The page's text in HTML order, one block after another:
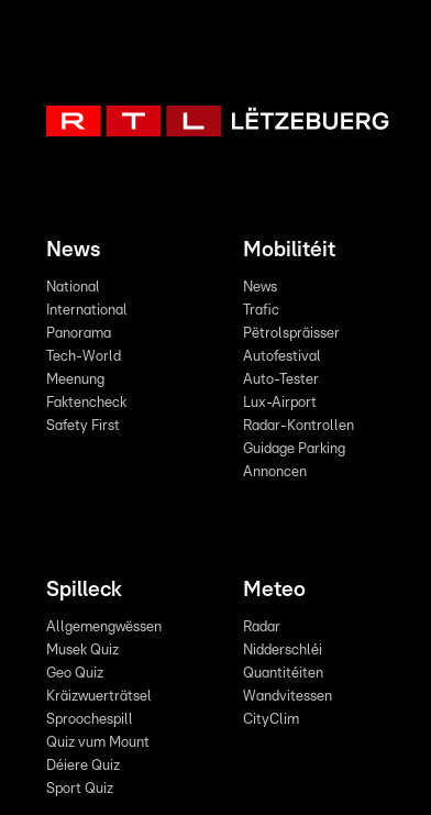
News
National
International
Panorama
Tech-World
Meenung
Faktencheck
Safety First
Mobilitéit
News
Trafic
Pëtrolspräisser
Autofestival
Auto-Tester
Lux-Airport
Radar-Kontrollen
Guidage Parking
Annoncen
Spilleck
Allgemengwëssen
Musek Quiz
Geo Quiz
Kräizwuerträtsel
Sproochespill
Quiz vum Mount
Déiere Quiz
Sport Quiz
Meteo
Radar
Nidderschléi
Quantitéiten
Wandvitessen
CityClim